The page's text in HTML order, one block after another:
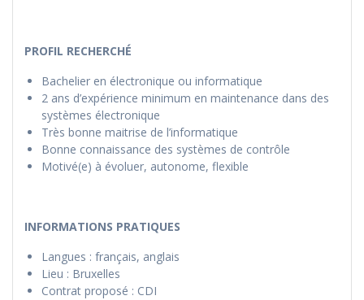
PROFIL RECHERCHÉ
Bachelier en électronique ou informatique
2 ans d’expérience minimum en maintenance dans des
systèmes électronique
Très bonne maitrise de l’informatique
Bonne connaissance des systèmes de contrôle
Motivé(e) à évoluer, autonome, flexible
INFORMATIONS PRATIQUES
Langues : français, anglais
Lieu : Bruxelles
Contrat proposé : CDI